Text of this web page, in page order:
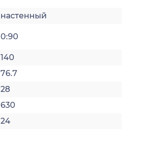
настенный
0:90
140
76.7
28
630
24